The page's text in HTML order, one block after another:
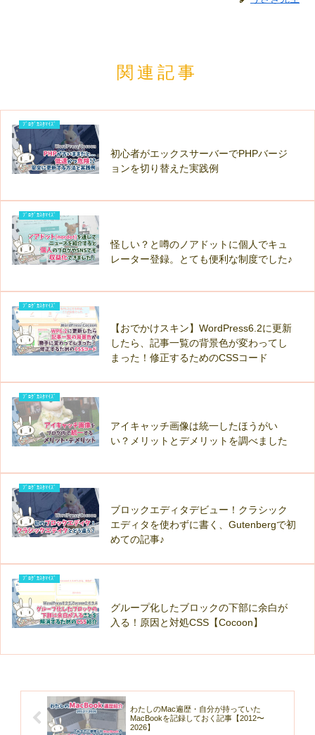
関連記事
ﾌﾞﾛｸﾞｶｽﾀﾏｲｽﾞ
初心者がエックスサーバーでPHPバージ
ョンを切り替えた実践例
ﾌﾞﾛｸﾞｶｽﾀﾏｲｽﾞ
怪しい？と噂のノアドットに個人でキュ
レーター登録。とても便利な制度でした♪
ﾌﾞﾛｸﾞｶｽﾀﾏｲｽﾞ
【おでかけスキン】WordPress6.2に更新
したら、記事一覧の背景色が変わってし
まった！修正するためのCSSコード
ﾌﾞﾛｸﾞｶｽﾀﾏｲｽﾞ
アイキャッチ画像は統一したほうがい
い？メリットとデメリットを調べました
ﾌﾞﾛｸﾞｶｽﾀﾏｲｽﾞ
ブロックエディタデビュー！クラシック
エディタを使わずに書く、Gutenbergで初
めての記事♪
ﾌﾞﾛｸﾞｶｽﾀﾏｲｽﾞ
グループ化したブロックの下部に余白が
入る！原因と対処CSS【Cocoon】
わたしのMac遍歴・自分が持っていた
MacBookを記録しておく記事【2012〜
2026】